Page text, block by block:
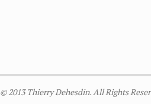
© 2013 Thierry Dehesdin. All Rights